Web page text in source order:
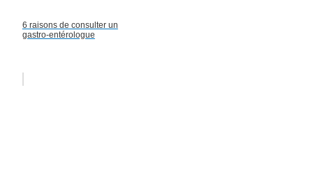
6 raisons de consulter un
gastro-entérologue